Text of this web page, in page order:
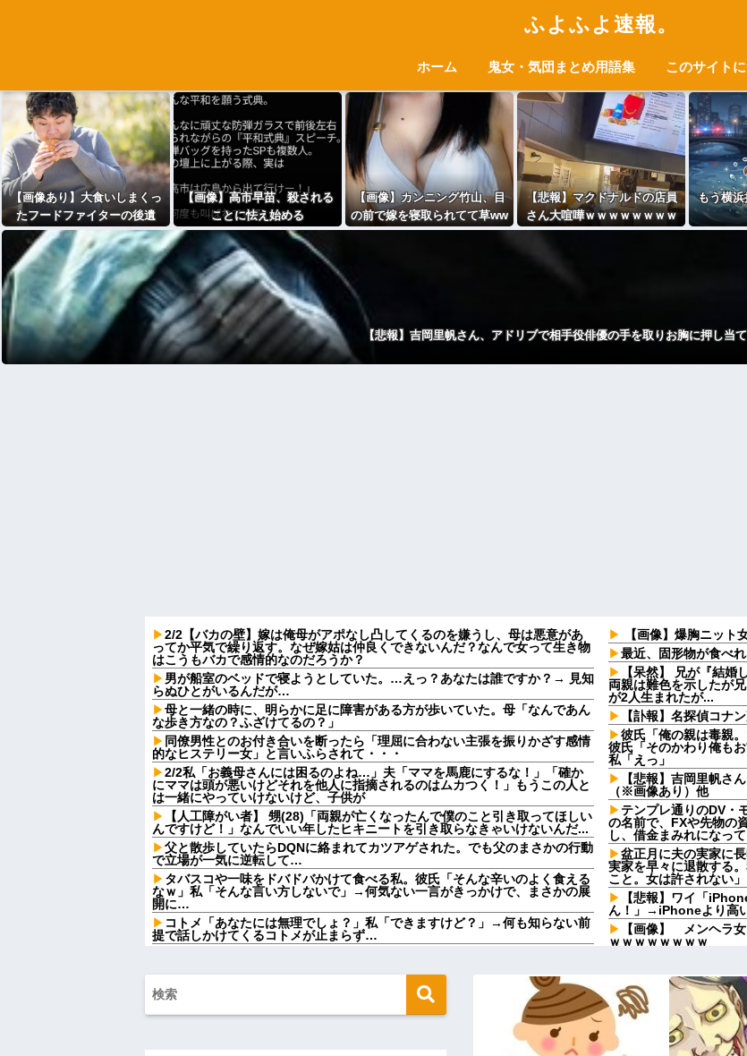
ふよふよ速報。
ホーム 鬼女・気団まとめ用語集 このサイト
【画像あり】大食いしまくっ
たフードファイターの後遺
症、ついに明かされ始め
る････！！
【画像】高市早苗、殺される
ことに怯え始める
【画像】カンニング竹山、目
の前で嫁を寝取られてて草ww
www
【悲報】マクドナルドの店員
さん大喧嘩ｗｗｗｗｗｗｗｗ
ｗｗｗｗｗ
もう横浜
【悲報】吉岡里帆さん、アドリブで相手役俳優の手を取りお胸に押し当
2/2【バカの壁】嫁は俺母がアポなし凸してくるのを嫌うし、母は悪意があ
ってか平気で繰り返す。なぜ嫁姑は仲良くできないんだ？なんで女って生き物
はこうもバカで感情的なのだろうか？
男が船室のベッドで寝ようとしていた。…えっ？あなたは誰ですか？→ 見知
らぬひとがいるんだが…
母と一緒の時に、明らかに足に障害がある方が歩いていた。母「なんであん
な歩き方なの？ふざけてるの？」
同僚男性とのお付き合いを断ったら「理屈に合わない主張を振りかざす感情
的なヒステリー女」と言いふらされて・・・
2/2私「お義母さんには困るのよね…」夫「ママを馬鹿にするな！」「確か
にママは頭が悪いけどそれを他人に指摘されるのはムカつく！」もうこの人と
は一緒にやっていけないけど、子供が
【人工障がい者】 甥(28)「両親が亡くなったんで僕のこと引き取ってほしい
んですけど！」なんでいい年したヒキニートを引き取らなきゃいけないんだ...
父と散歩していたらDQNに絡まれてカツアゲされた。でも父のまさかの行動
で立場が一気に逆転して…
タバスコや一味をドバドバかけて食べる私。彼氏「そんな辛いのよく食える
なｗ」私「そんな言い方しないで」→何気ない一言がきっかけで、まさかの展
開に…
コトメ「あなたには無理でしょ？」私「できますけど？」→何も知らない前
提で話しかけてくるコトメが止まらず…
ATMで何度も入出金を繰り返す人に声をかけた若い女性にモヤっとする。若
い人ってそんな余裕ないのかな？
家族が車停める所は石畳でそこには２台家族の車停めてたんだけど、中庭の
芝生上に知らない車が4台停まっていた 父が運転手捕まえ「芝生を弁償して...
お前ら急げ！怪しい外人みつけたら法務省にタレコミしてみろ！意外と仕事
【画像】爆胸ニット
最近、固形物が食べ
【呆然】 兄が『結婚
両親は難色を示したが
が2人生まれたが...
【訃報】名探偵コナ
彼氏「俺の親は毒親
彼氏「そのかわり俺も
私「えっ」
【悲報】吉岡里帆さ
（※画像あり）他
テンプレ通りのDV・
の名前で、FXや先物の
し、借金まみれになっ
盆正月に夫の実家に
実家を早々に退散する
こと。女は許されない」
【悲報】ワイ「
ん！」→iPhoneより高
【画像】 メンヘラ
ｗｗｗｗｗｗｗｗ
浮気と緊急避妊薬を
「モラハラ男」認定し
の女性とスピード婚し
盆正月に夫の実家に
実家を早々に退散する
こと。女は許されない」